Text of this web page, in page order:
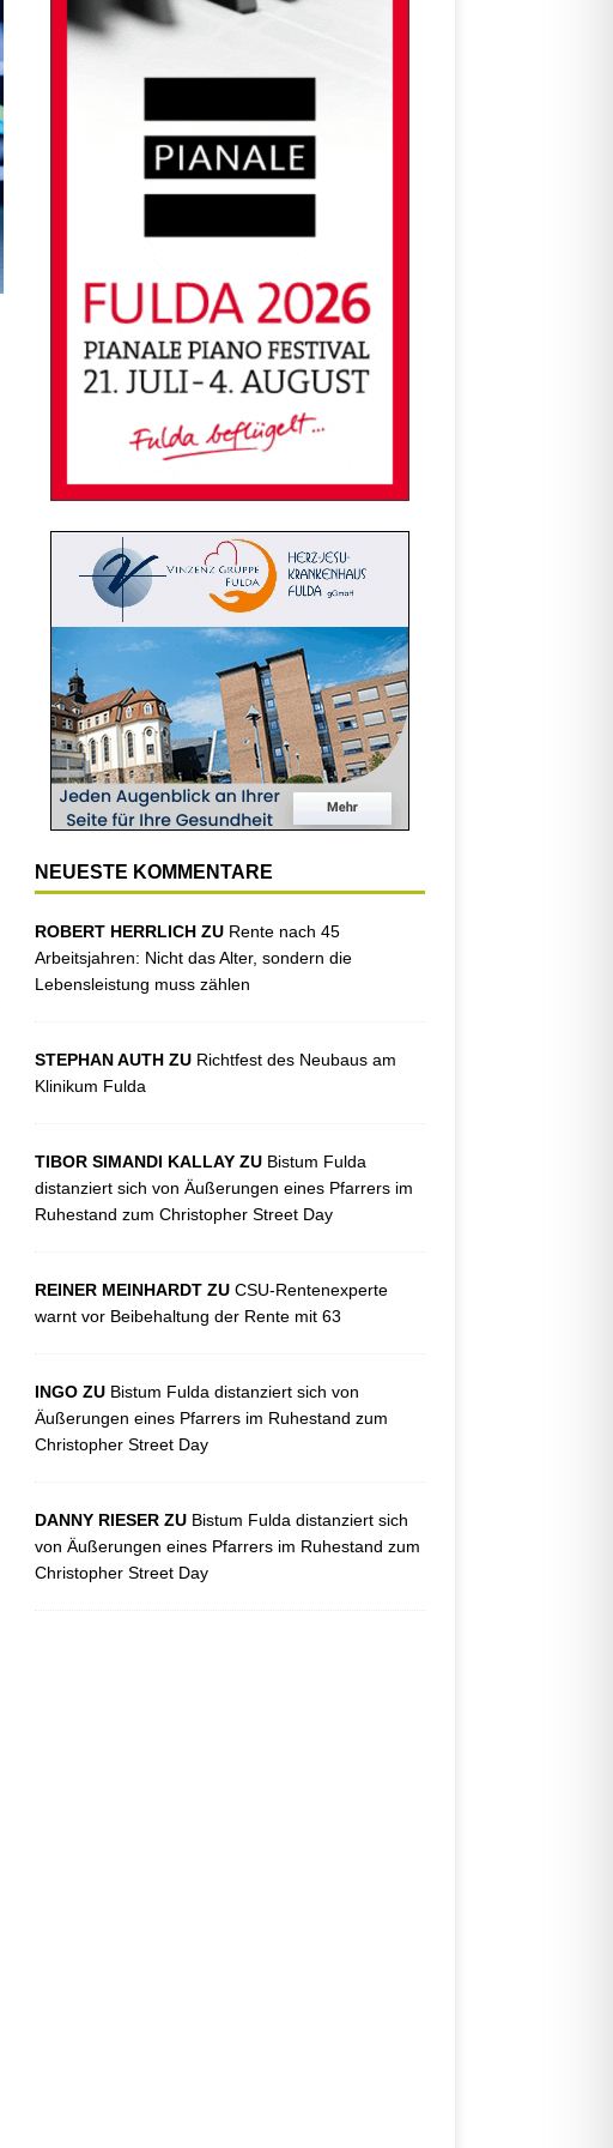
NEUESTE KOMMENTARE
ROBERT HERRLICH ZU Rente nach 45
Arbeitsjahren: Nicht das Alter, sondern die
Lebensleistung muss zählen
STEPHAN AUTH ZU Richtfest des Neubaus am
Klinikum Fulda
TIBOR SIMANDI KALLAY ZU Bistum Fulda
distanziert sich von Äußerungen eines Pfarrers im
Ruhestand zum Christopher Street Day
REINER MEINHARDT ZU CSU-Rentenexperte
warnt vor Beibehaltung der Rente mit 63
INGO ZU Bistum Fulda distanziert sich von
Äußerungen eines Pfarrers im Ruhestand zum
Christopher Street Day
DANNY RIESER ZU Bistum Fulda distanziert sich
von Äußerungen eines Pfarrers im Ruhestand zum
Christopher Street Day